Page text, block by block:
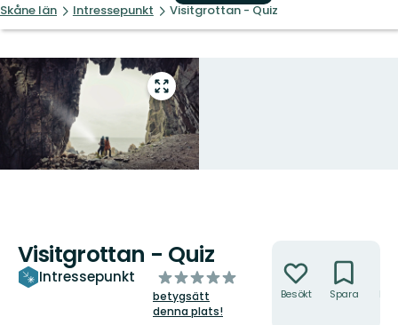
Skåne län Intressepunkt Visitgrottan - Quiz
Gå
till
helskärmsläge
Visitgrottan - Quiz
Intressepunkt
av
5
stjärnor
betygsätt
denna plats!
Besökt Spara